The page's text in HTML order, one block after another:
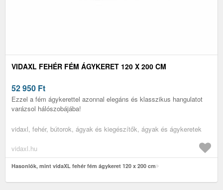
VIDAXL FEHÉR FÉM ÁGYKERET 120 X 200 CM
52 950 Ft
Ezzel a fém ágykerettel azonnal elegáns és klasszikus hangulatot
varázsol hálószobájába!
vidaxl, fehér, bútorok, ágyak és kiegészítők, ágyak és ágykeretek
vidaxl.hu
Hasonlók, mint vidaXL fehér fém ágykeret 120 x 200 cm